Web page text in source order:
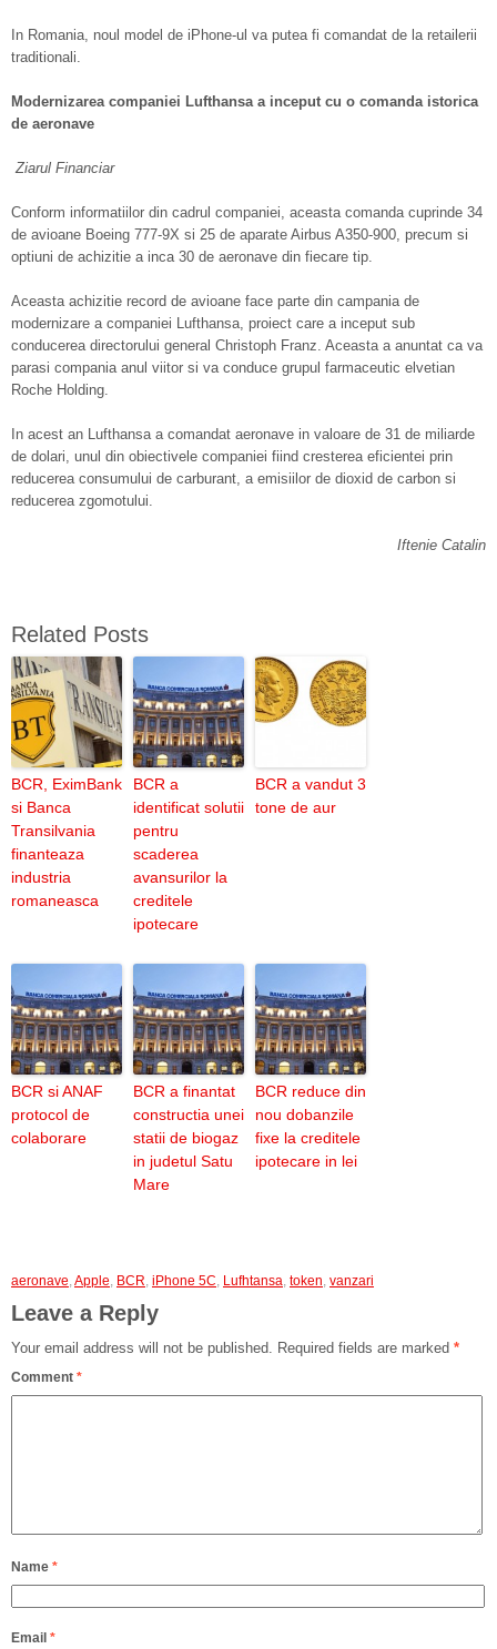
In Romania, noul model de iPhone-ul va putea fi comandat de la retailerii
traditionali.
Modernizarea companiei Lufthansa a inceput cu o comanda istorica
de aeronave
Ziarul Financiar
Conform informatiilor din cadrul companiei, aceasta comanda cuprinde 34
de avioane Boeing 777-9X si 25 de aparate Airbus A350-900, precum si
optiuni de achizitie a inca 30 de aeronave din fiecare tip.
Aceasta achizitie record de avioane face parte din campania de
modernizare a companiei Lufthansa, proiect care a inceput sub
conducerea directorului general Christoph Franz. Aceasta a anuntat ca va
parasi compania anul viitor si va conduce grupul farmaceutic elvetian
Roche Holding.
In acest an Lufthansa a comandat aeronave in valoare de 31 de miliarde
de dolari, unul din obiectivele companiei fiind cresterea eficientei prin
reducerea consumului de carburant, a emisiilor de dioxid de carbon si
reducerea zgomotului.
Iftenie Catalin
Related Posts
BCR, EximBank
si Banca
Transilvania
finanteaza
industria
romaneasca
BCR a
identificat solutii
pentru
scaderea
avansurilor la
creditele
ipotecare
BCR a vandut 3
tone de aur
BCR si ANAF
protocol de
colaborare
BCR a finantat
constructia unei
statii de biogaz
in judetul Satu
Mare
BCR reduce din
nou dobanzile
fixe la creditele
ipotecare in lei
aeronave,Apple, BCR, iPhone 5C, Lufhtansa, token, vanzari
Leave a Reply
Your email address will not be published. Required fields are marked *
Comment *
Name *
Email *